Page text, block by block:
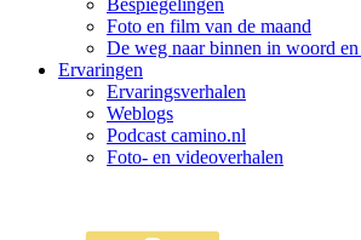
Bespiegelingen
Foto en film van de maand
De weg naar binnen in woord en
Ervaringen
Ervaringsverhalen
Weblogs
Podcast camino.nl
Foto- en videoverhalen